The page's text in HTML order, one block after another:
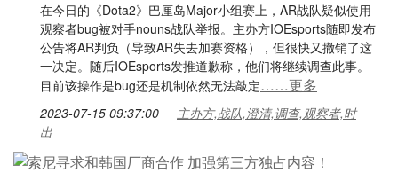
在今日的《Dota2》巴厘岛Major小组赛上，AR战队疑似使用
观察者bug被对手nouns战队举报。主办方IOEsports随即发布
公告将AR判负（导致AR失去加赛资格），但很快又撤销了这
一决定。随后IOEsports发推道歉称，他们将继续调查此事。
目前该操作是bug还是机制依然无法敲定……更多
2023-07-15 09:37:00
主办方,战队,澄清,调查,观察者,时
出